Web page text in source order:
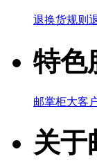
退换货规则
特色
邮掌柜大客
关于